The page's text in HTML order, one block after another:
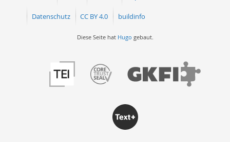
Datenschutz CC BY 4.0 buildinfo
Diese Seite hat Hugo gebaut.